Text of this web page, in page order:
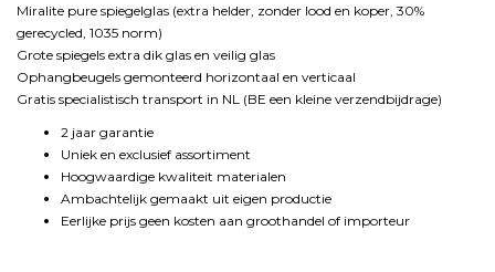
Miralite pure spiegelglas (extra helder, zonder lood en koper, 30%
gerecycled, 1035 norm)
Grote spiegels extra dik glas en veilig glas
Ophangbeugels gemonteerd horizontaal en verticaal
Gratis specialistisch transport in NL (BE een kleine verzendbijdrage)
2 jaar garantie
Uniek en exclusief assortiment
Hoogwaardige kwaliteit materialen
Ambachtelijk gemaakt uit eigen productie
Eerlijke prijs geen kosten aan groothandel of importeur